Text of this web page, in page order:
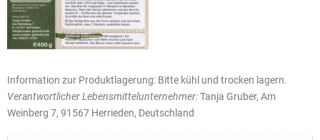
Information zur Produktlagerung: Bitte kühl und trocken lagern.
Verantwortlicher Lebensmittelunternehmer:Tanja Gruber, Am
Weinberg 7, 91567 Herrieden, Deutschland